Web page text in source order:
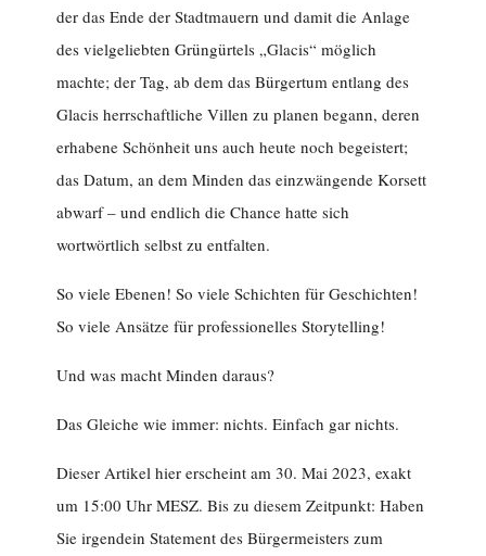
der das Ende der Stadtmauern und damit die Anlage
des vielgeliebten Grüngürtels „Glacis“ möglich
machte; der Tag, ab dem das Bürgertum entlang des
Glacis herrschaftliche Villen zu planen begann, deren
erhabene Schönheit uns auch heute noch begeistert;
das Datum, an dem Minden das einzwängende Korsett
abwarf – und endlich die Chance hatte sich
wortwörtlich selbst zu entfalten.
So viele Ebenen! So viele Schichten für Geschichten!
So viele Ansätze für professionelles Storytelling!
Und was macht Minden daraus?
Das Gleiche wie immer: nichts. Einfach gar nichts.
Dieser Artikel hier erscheint am 30. Mai 2023, exakt
um 15:00 Uhr MESZ. Bis zu diesem Zeitpunkt: Haben
Sie irgendein Statement des Bürgermeisters zum